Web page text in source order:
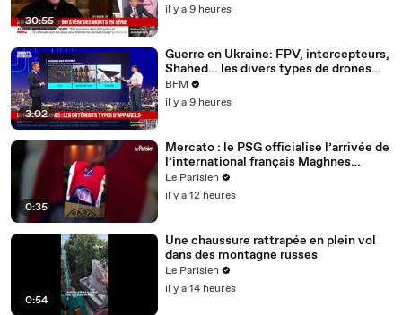
30:55
il y a 9 heures
3:02
Guerre en Ukraine: FPV, intercepteurs,
Shahed… les divers types de drones
utilisés lors des conflits
BFM
il y a 9 heures
0:35
Mercato : le PSG officialise l’arrivée de
l’international français Maghnes
Akliouche
Le Parisien
il y a 12 heures
0:54
Une chaussure rattrapée en plein vol
dans des montagne russes
Le Parisien
il y a 14 heures